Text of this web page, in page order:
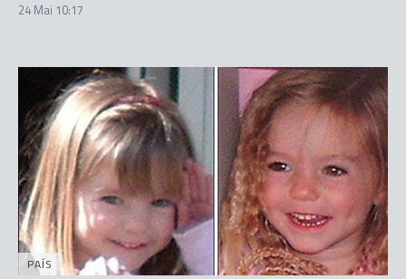
24 Mai 10:17
PAÍS